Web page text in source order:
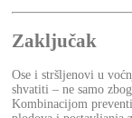
Zaključak
Ose i stršljenovi u
shvatiti – ne samo
Kombinacijom